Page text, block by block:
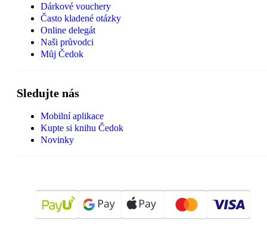
Dárkové vouchery
Často kladené otázky
Online delegát
Naši průvodci
Můj Čedok
Sledujte nás
Mobilní aplikace
Kupte si knihu Čedok
Novinky